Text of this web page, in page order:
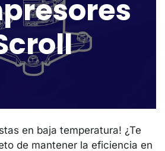
en baja temperatura! ¿Te
de mantener la eficiencia en